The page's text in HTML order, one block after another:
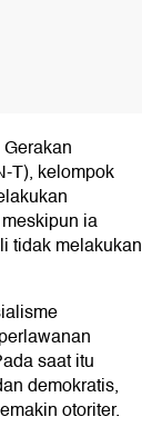
T), kelompok
ia
tidak melakukan
saat itu
demokratis,
otoriter.